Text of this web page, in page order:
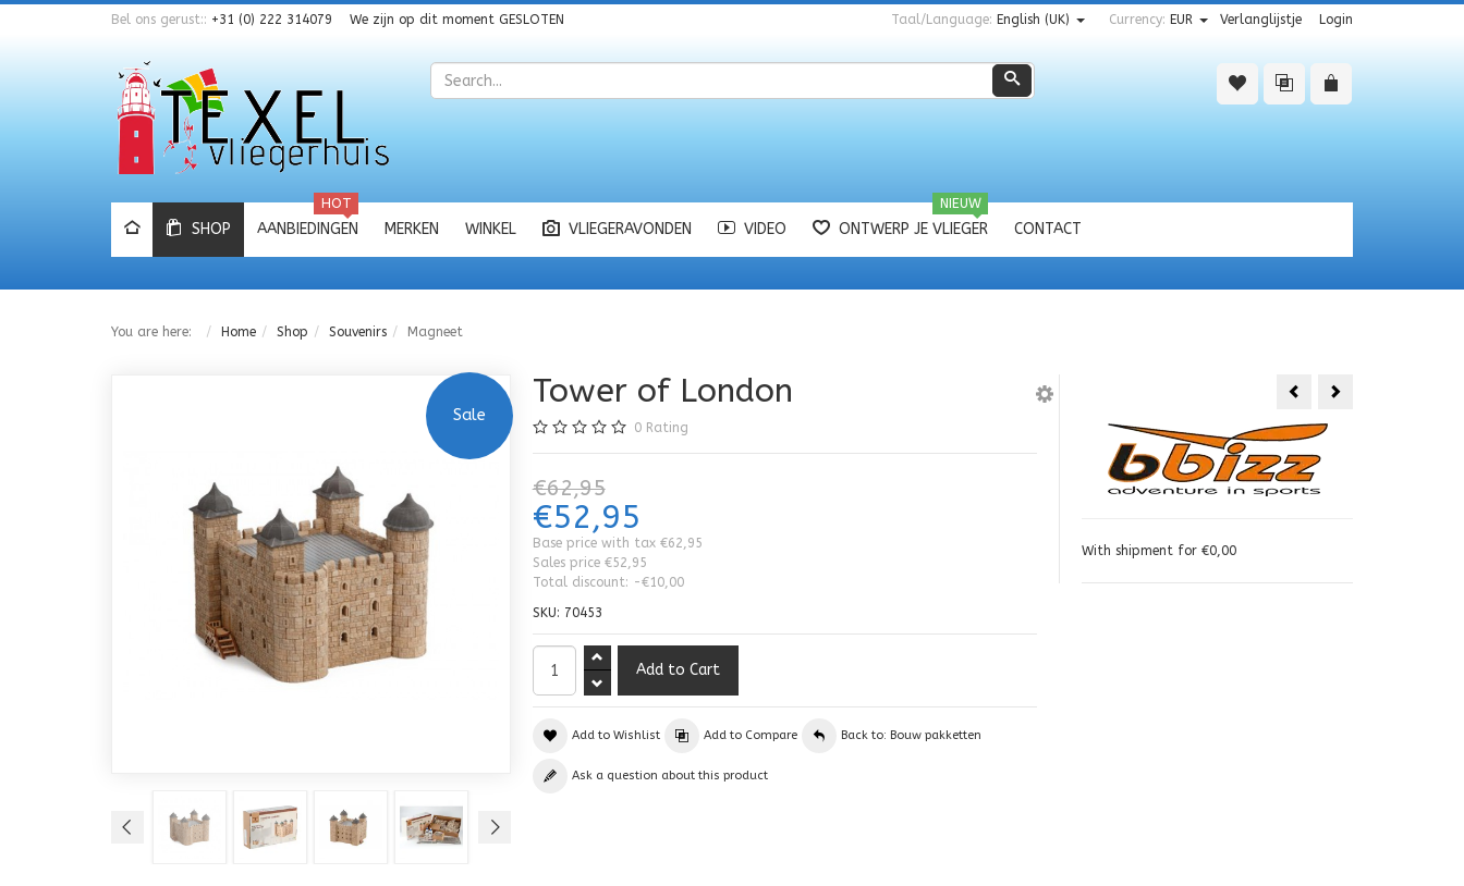
Bel ons gerust:: +31 (0) 222 314079 We zijn op dit moment GESLOTEN Verlanglijstje Login
Currency: EUR
Taal/Language: English (UK)
Zoeken
Zoeken
SHOP AANBIEDINGEN
HOT
MERKEN WINKEL VLIEGERAVONDEN VIDEO ONTWERP JE VLIEGER
NIEUW
CONTACT
You are here: Home Shop Souvenirs Magneet
Sale
Tower of London
0 Rating
€62,95
€52,95
Base price with tax €62,95
Sales price €52,95
Total discount: -€10,00
SKU: 70453
Add to Wishlist Add to Compare Back to: Bouw pakketten
Ask a question about this product
4
With shipment for €0,00